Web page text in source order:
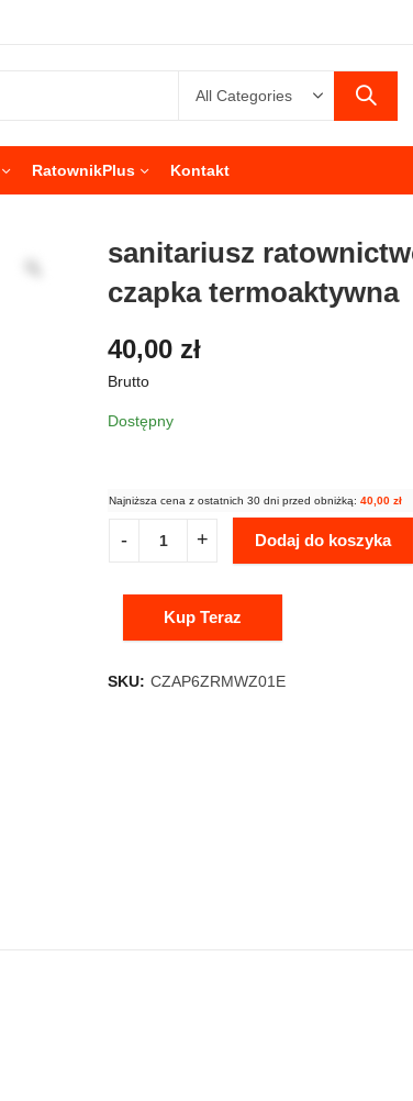
RatownikPlus Kontakt
sanitariusz
czapka termoaktywna
40,00 zł
Brutto
Dostępny
Najniższa cena z ostatnich 30 dni przed obniżką: 40,00 zł
Dodaj do koszyka
Kup Teraz
SKU: CZAP6ZRMWZ01E